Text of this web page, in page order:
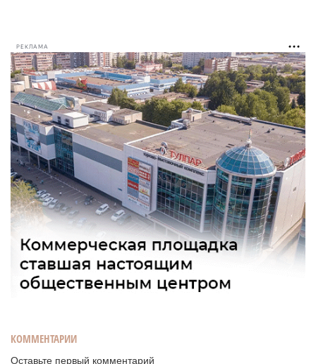
РЕКЛАМА
КОММЕНТАРИИ
Оставьте первый комментарий